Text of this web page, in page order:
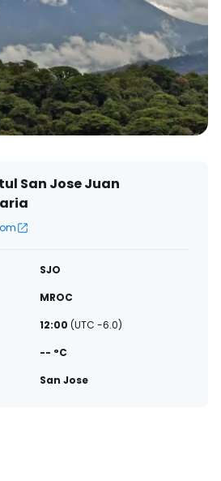
San Jose Juan
SJO
MROC
12:00 (UTC -6.0)
-- °C
San Jose